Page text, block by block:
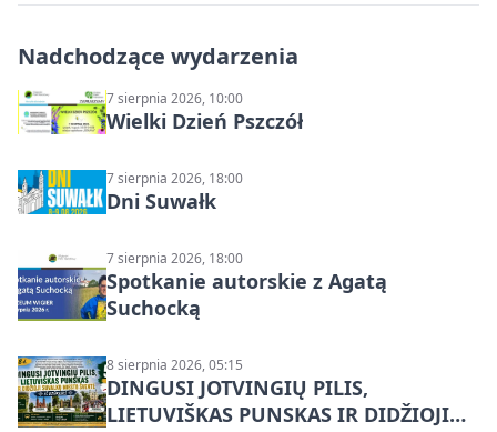
Nadchodzące wydarzenia
7 sierpnia 2026, 10:00
Wielki Dzień Pszczół
7 sierpnia 2026, 18:00
Dni Suwałk
7 sierpnia 2026, 18:00
Spotkanie autorskie z Agatą
Suchocką
8 sierpnia 2026, 05:15
DINGUSI JOTVINGIŲ PILIS,
LIETUVIŠKAS PUNSKAS IR DIDŽIOJI